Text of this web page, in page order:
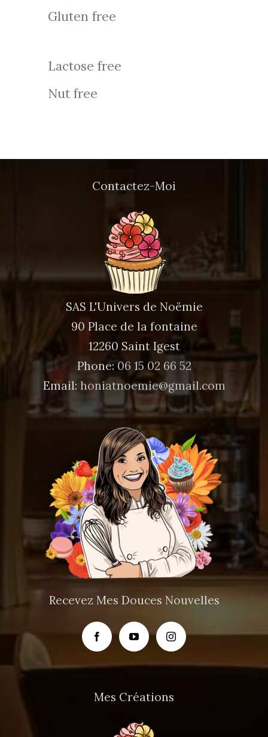
Gluten free
Lactose free
Nut free
Contactez-Moi
SAS L'Univers de Noëmie
90 Place de la fontaine
12260 Saint Igest
Phone:06 15 02 66 52
Email: honiatnoemie@gmail.com
Recevez Mes Douces Nouvelles
Mes Créations